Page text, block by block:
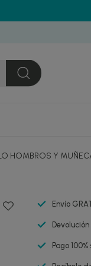
HOMBROS Y
Envío
Pago